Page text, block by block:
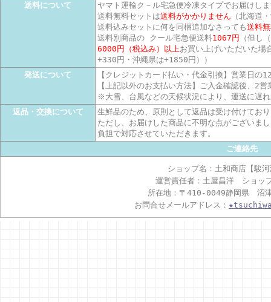
送料について
ヤマト運輸ク－ル宅急便冷凍タイプでお届けし
送料無料セットは送料がかかりません （北海道
送料込みセットに何を同梱追加なさっても送料
送料別商品の クール宅急便送料1067円
（但し
6000円（税込み）以上お買い上げいただいた場
+330円・沖縄県は+1850円））
発送について
【クレジットカード払い・代金引換】営業日の
【上記以外のお支払い方法】ご入金確認後、2営
※大雪、台風などの天候状況により、運送に遅
返品・交換について
生鮮品のため、原則として返品は受け付けてお
ただし、お届けした商品に不明な点がございま
負担で対応させていただきます。
ご連絡先
ショップ名：土和商店【駿
運営責任者：土屋昌洋 ショッ
所在地：〒410-0049静岡県 沼
お問合せメールアドレス：